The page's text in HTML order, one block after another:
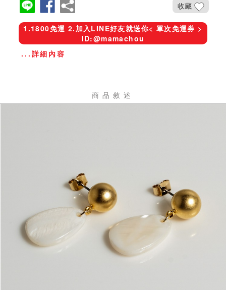
收藏
1.1800免運 2.加入LINE好友就送你< 單次免運券 >
ID:@mamachou
...詳細內容
商品敘述